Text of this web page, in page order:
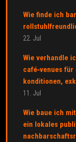
Wie finde ich
22. Jul
Wie verhandle
café‑venues
konditionen,
11. Jul
Wie baue ich
ein lokales